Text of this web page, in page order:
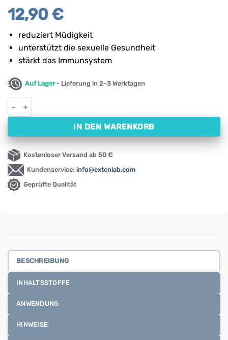
12,90 €
reduziert Müdigkeit
unterstützt die sexuelle Gesundheit
stärkt das Immunsystem
Auf Lager- Lieferung in 2–3 Werktagen
IN DEN WARENKORB
Kostenloser Versand ab 50 €
Kundenservice: info@extenlab.com
Geprüfte Qualität
BESCHREIBUNG
INHALTSSTOFFE
ANWENDUNG
HINWEISE